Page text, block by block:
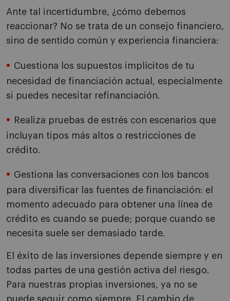
Ante tal incertidumbre, ¿cómo debemos
reaccionar? No se trata de un consejo financiero,
sino de sentido común y experiencia financiera:
Cuestiona los supuestos implícitos de tu
necesidad de financiación actual, especialmente
si puedes necesitar refinanciación.
Realiza pruebas de estrés con escenarios que
incluyan tipos más altos o restricciones de
crédito.
Gestiona las conversaciones con los bancos
para diversificar las fuentes de financiación: el
momento adecuado para obtener una línea de
crédito es cuando se puede; porque cuando se
necesita suele ser demasiado tarde.
El éxito de las inversiones depende siempre y en
todas partes de una gestión activa del riesgo.
Para nuestras propias inversiones, ya no se
puede seguir como siempre. El cambio de